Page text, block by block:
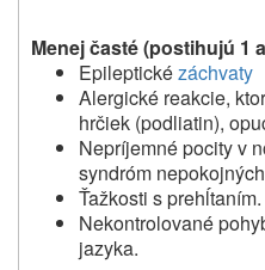
Menej časté (postihujú 1
Epileptickézáchvaty
Alergické reakcie,
hrčiek (podliatin),
Nepríjemné pocity v
syndróm
Ťažkosti s prehĺtaním.
Nekontrolované
jazyka.